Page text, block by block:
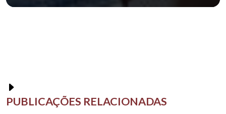
PUBLICAÇÕES RELACIONADAS